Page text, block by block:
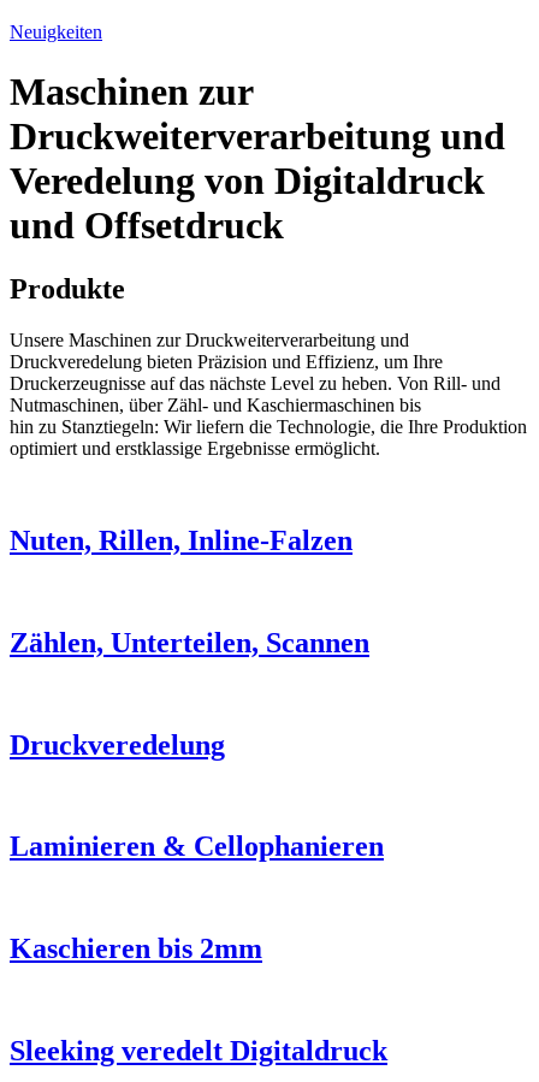
Neuigkeiten
Maschinen zur
Druckweiterverarbeitung und
Veredelung von Digitaldruck
und Offsetdruck
Produkte
Unsere Maschinen zur Druckweiterverarbeitung und
Druckveredelung bieten Präzision und Effizienz, um Ihre
Druckerzeugnisse auf das nächste Level zu heben. Von Rill- und
Nutmaschinen, über Zähl- und Kaschiermaschinen bis
hin zu Stanztiegeln: Wir liefern die Technologie, die Ihre Produktion
optimiert und erstklassige Ergebnisse ermöglicht.
Nuten, Rillen, Inline-Falzen
Zählen, Unterteilen, Scannen
Druckveredelung
Laminieren & Cellophanieren
Kaschieren bis 2mm
Sleeking veredelt Digitaldruck